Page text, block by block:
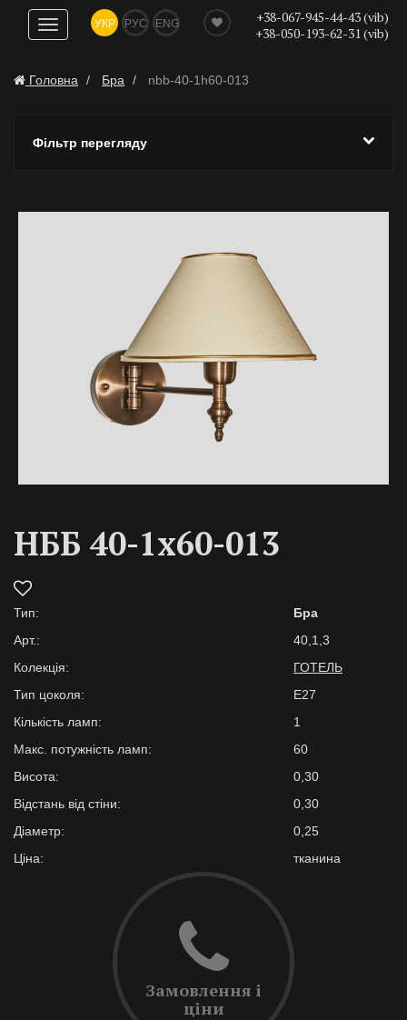
Показати
навігацію
УКР РУС ENG
+38-067-945-44-43 (vib)
+38-050-193-62-31 (vib)
Головна Бра nbb-40-1h60-013
Фільтр перегляду
НББ 40-1х60-013
Тип:
Бра
Арт.:
40,1,3
Колекція:
ГОТЕЛЬ
Тип цоколя:
E27
Кількість ламп:
1
Макс. потужність ламп:
60
Висота:
0,30
Відстань від стіни:
0,30
Діаметр:
0,25
Ціна:
тканина
Замовлення і
ціни